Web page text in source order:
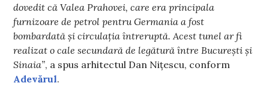
dovedit că Valea Prahovei, care era principala
furnizoare de petrol pentru Germania a fost
bombardată şi circulaţia întreruptă. Acest tunel ar fi
realizat o cale secundară de legătură între Bucureşti şi
Sinaia”, a spus arhitectul Dan Niţescu, conform
Adevărul.